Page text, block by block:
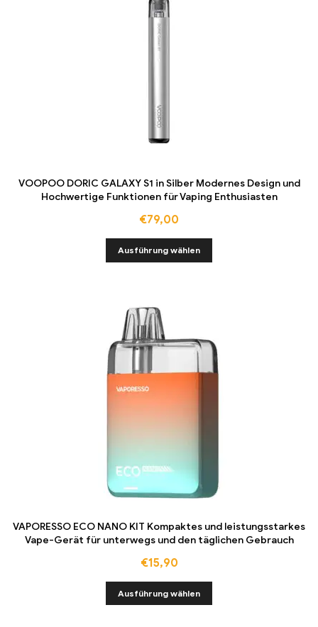
VOOPOO DORIC GALAXY S1 in Silber Modernes Design und
Hochwertige Funktionen für Vaping Enthusiasten
€79,00
Ausführung wählen
VAPORESSO ECO NANO KIT Kompaktes und leistungsstarkes
Vape-Gerät für unterwegs und den täglichen Gebrauch
€15,90
Ausführung wählen